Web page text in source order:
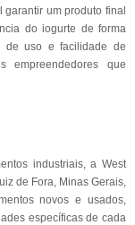
um produto final
do iogurte de forma
de uso e facilidade de
empreendedores que
industriais, a West
de Fora, Minas Gerais,
novos e usados,
específicas de cada